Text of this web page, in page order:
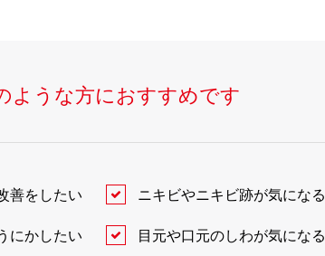
ような方におすすめです
善をしたい ニキビやニキビ跡が気になる
にかしたい 目元や口元のしわが気になる